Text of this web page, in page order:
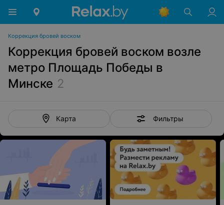
Коррекция бровей воском
Коррекция бровей воском возле
метро Площадь Победы в
Минске 2
Карта Фильтры